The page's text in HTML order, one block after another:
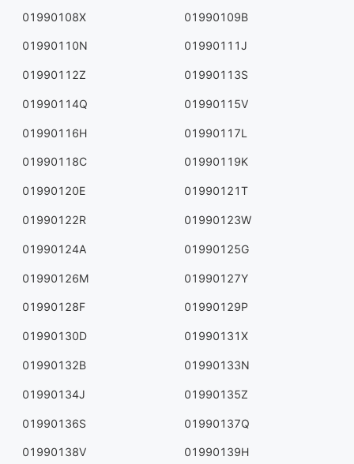
01990108X 01990109B
01990110N 01990111J
01990112Z 01990113S
01990114Q 01990115V
01990116H 01990117L
01990118C 01990119K
01990120E 01990121T
01990122R 01990123W
01990124A 01990125G
01990126M 01990127Y
01990128F 01990129P
01990130D 01990131X
01990132B 01990133N
01990134J 01990135Z
01990136S 01990137Q
01990138V 01990139H